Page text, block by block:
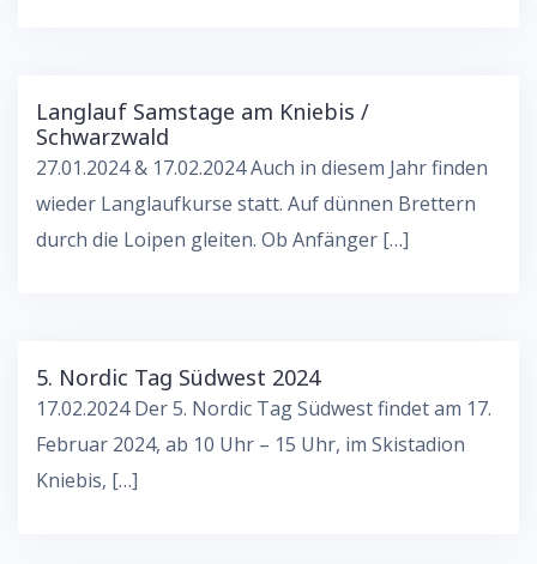
Langlauf Samstage am Kniebis /
Schwarzwald
27.01.2024 & 17.02.2024 Auch in diesem Jahr finden
wieder Langlaufkurse statt. Auf dünnen Brettern
durch die Loipen gleiten. Ob Anfänger […]
5. Nordic Tag Südwest 2024
17.02.2024 Der 5. Nordic Tag Südwest findet am 17.
Februar 2024, ab 10 Uhr – 15 Uhr, im Skistadion
Kniebis, […]